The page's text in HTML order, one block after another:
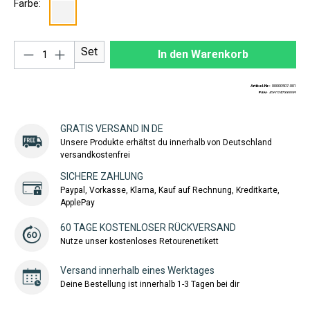
Farbe:
Produkt Anzahl: Gib den gewünschten
Set In den Warenkorb
Artikel-Nr.: 00000507-001
EAN: 4260747990095
GRATIS VERSAND IN DE
Unsere Produkte erhältst du innerhalb von Deutschland
versandkostenfrei
SICHERE ZAHLUNG
Paypal, Vorkasse, Klarna, Kauf auf Rechnung, Kreditkarte,
ApplePay
60 TAGE KOSTENLOSER RÜCKVERSAND
Nutze unser kostenloses Retourenetikett
Versand innerhalb eines Werktages
Deine Bestellung ist innerhalb 1-3 Tagen bei dir